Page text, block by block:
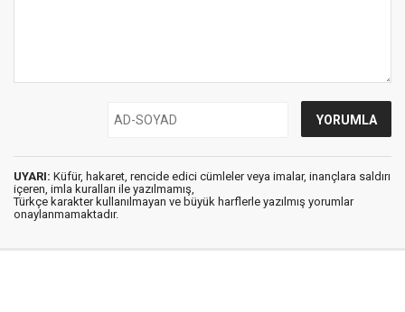
UYARI: Küfür, hakaret, rencide edici cümleler veya imalar, inançlara saldırı
içeren, imla kuralları ile yazılmamış,
Türkçe karakter kullanılmayan ve büyük harflerle yazılmış yorumlar
onaylanmamaktadır.